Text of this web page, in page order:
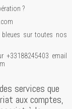
?
bleues sur toutes nos
+33188245403 email
services que
aux comptes,